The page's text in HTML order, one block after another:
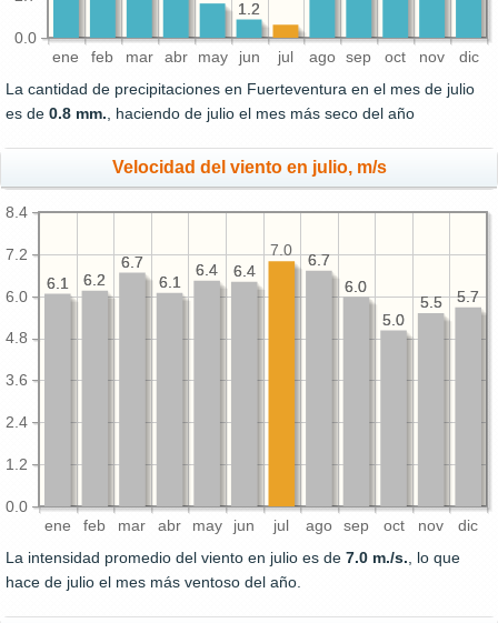
ene feb mar abr may jun jul ago sep oct nov dic
0.0
1.2
1.2
La cantidad de precipitaciones en Fuerteventura en el mes de julio
es de 0.8 mm., haciendo de julio el mes más seco del año
Velocidad del viento en julio, m/s
ene feb mar abr may jun jul ago sep oct nov dic
0.0
1.2
2.4
3.6
4.8
6.0
7.2
8.4
5.7
5.5
5.0
6.0
6.7
6.4
6.4
6.1
6.7
6.2
6.1
5.7
5.5
5.0
6.0
6.7
7.0
6.4
6.4
6.1
6.7
6.2
6.1
La intensidad promedio del viento en julio es de 7.0 m./s., lo que
hace de julio el mes más ventoso del año.